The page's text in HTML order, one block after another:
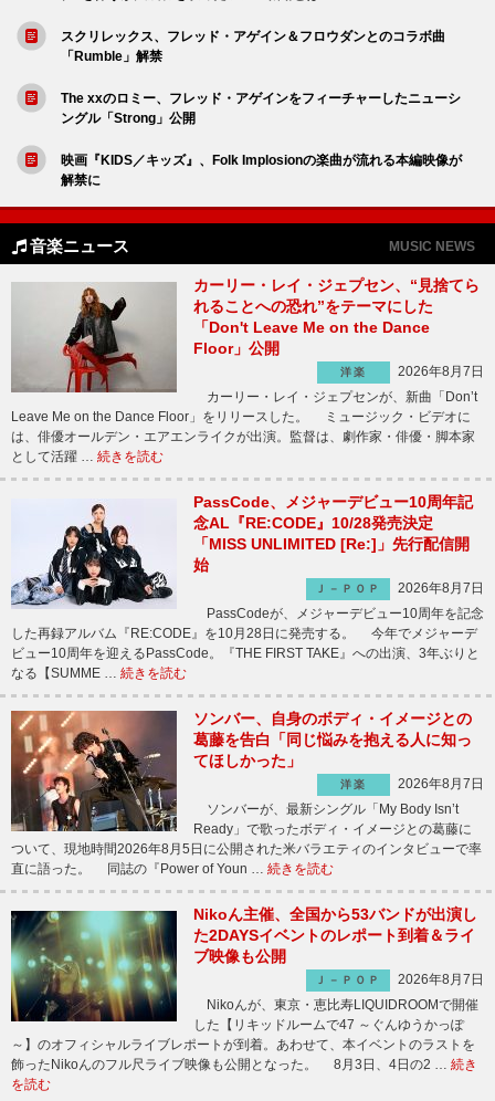
スクリレックス、フレッド・アゲイン＆フロウダンとのコラボ曲
「Rumble」解禁
The xxのロミー、フレッド・アゲインをフィーチャーしたニューシ
ングル「Strong」公開
映画『KIDS／キッズ』、Folk Implosionの楽曲が流れる本編映像が
解禁に
音楽ニュース MUSIC NEWS
カーリー・レイ・ジェプセン、“見捨てら
れることへの恐れ”をテーマにした
「Don't Leave Me on the Dance
Floor」公開
洋楽
2026年8月7日
カーリー・レイ・ジェプセンが、新曲「Don’t
Leave Me on the Dance Floor」をリリースした。 ミュージック・ビデオに
は、俳優オールデン・エアエンライクが出演。監督は、劇作家・俳優・脚本家
として活躍 … 続きを読む
PassCode、メジャーデビュー10周年記
念AL『RE:CODE』10/28発売決定
「MISS UNLIMITED [Re:]」先行配信開
始
Ｊ－ＰＯＰ
2026年8月7日
PassCodeが、メジャーデビュー10周年を記念
した再録アルバム『RE:CODE』を10月28日に発売する。 今年でメジャーデ
ビュー10周年を迎えるPassCode。『THE FIRST TAKE』への出演、3年ぶりと
なる【SUMME … 続きを読む
ソンバー、自身のボディ・イメージとの
葛藤を告白「同じ悩みを抱える人に知っ
てほしかった」
洋楽
2026年8月7日
ソンバーが、最新シングル「My Body Isn’t
Ready」で歌ったボディ・イメージとの葛藤に
ついて、現地時間2026年8月5日に公開された米バラエティのインタビューで率
直に語った。 同誌の『Power of Youn … 続きを読む
Nikoん主催、全国から53バンドが出演し
た2DAYSイベントのレポート到着＆ライ
ブ映像も公開
Ｊ－ＰＯＰ
2026年8月7日
Nikoんが、東京・恵比寿LIQUIDROOMで開催
した【リキッドルームで47 ～ぐんゆうかっぽ
～】のオフィシャルライブレポートが到着。あわせて、本イベントのラストを
飾ったNikoんのフル尺ライブ映像も公開となった。 8月3日、4日の2 … 続き
を読む